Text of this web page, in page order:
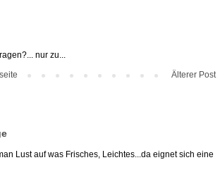
nur zu...
Älterer Post
Lust auf was Frisches, Leichtes...da eignet sich eine